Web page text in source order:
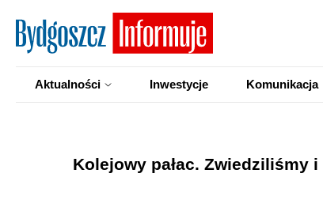
Aktualności Inwestycje Komunikacja
Kolejowy pałac. Zwiedziliśmy